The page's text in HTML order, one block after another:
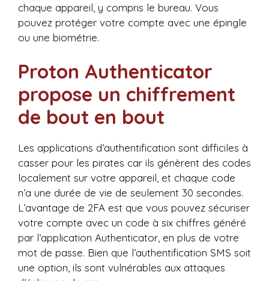
chaque appareil, y compris le bureau. Vous
pouvez protéger votre compte avec une épingle
ou une biométrie.
Proton Authenticator
propose un chiffrement
de bout en bout
Les applications d’authentification sont difficiles à
casser pour les pirates car ils génèrent des codes
localement sur votre appareil, et chaque code
n’a une durée de vie de seulement 30 secondes.
L’avantage de 2FA est que vous pouvez sécuriser
votre compte avec un code à six chiffres généré
par l’application Authenticator, en plus de votre
mot de passe. Bien que l’authentification SMS soit
une option, ils sont vulnérables aux attaques